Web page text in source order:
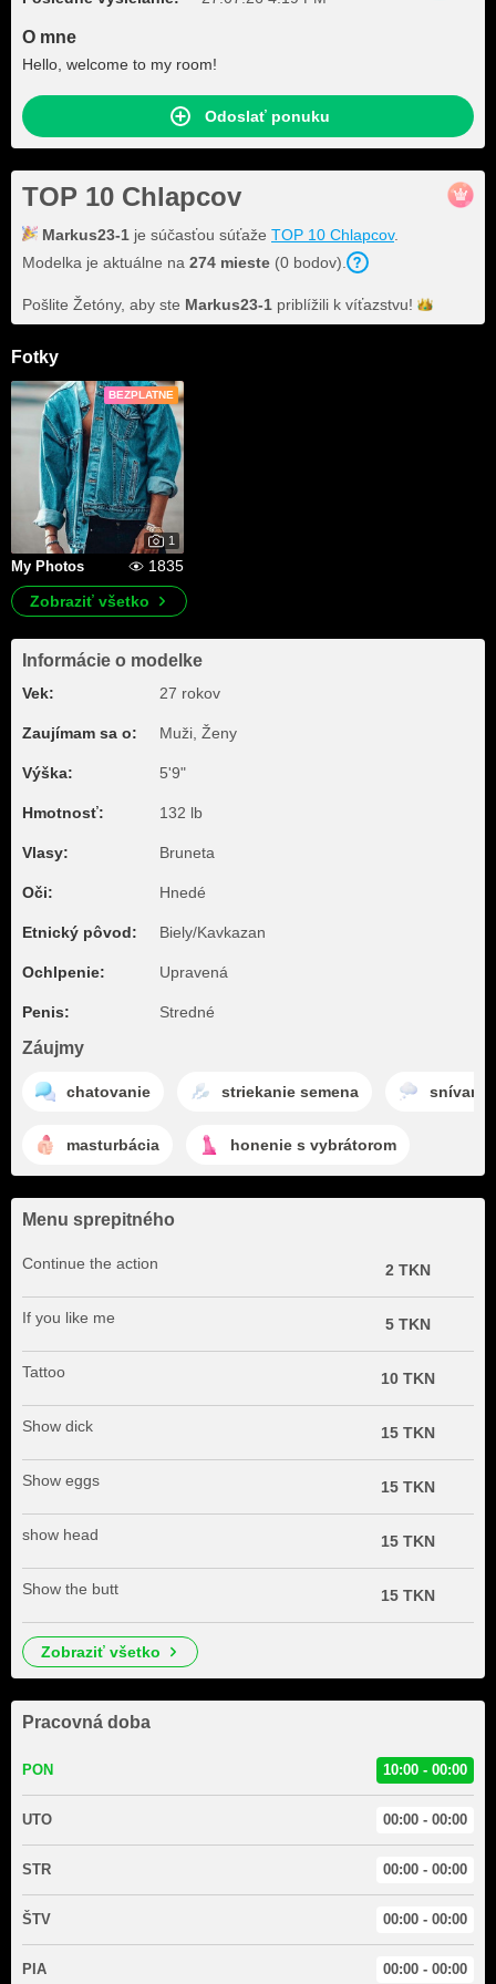
O mne
Hello, welcome to my room!
Odoslať ponuku
TOP 10 Chlapcov
Markus23-1 je súčasťou súťaže TOP 10 Chlapcov.
Modelka je aktuálne na 274 mieste (0 bodov).
Pošlite Žetóny, aby ste Markus23-1 priblížili k víťazstvu!
Fotky
BEZPLATNE
1
My Photos
1835
Zobraziť všetko
Informácie o modelke
Vek: 27 rokov
Zaujímam sa o: Muži, Ženy
Výška: 5'9"
Hmotnosť: 132 lb
Vlasy: Bruneta
Oči: Hnedé
Etnický pôvod: Biely/Kavkazan
Ochlpenie: Upravená
Penis: Stredné
Záujmy
chatovanie striekanie semena snívanie
masturbácia honenie s vybrátorom
Menu sprepitného
Continue the action 2 TKN
If you like me 5 TKN
Tattoo 10 TKN
Show dick 15 TKN
Show eggs 15 TKN
show head 15 TKN
Show the butt 15 TKN
zobraziť všetko
Pracovná doba
PON 10:00 - 00:00
UTO 00:00 - 00:00
STR 00:00 - 00:00
ŠTV 00:00 - 00:00
PIA 00:00 - 00:00